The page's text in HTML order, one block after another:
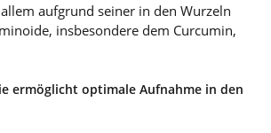
aufgrund seiner in den Wurzeln
insbesondere dem Curcumin,
ermöglicht optimale Aufnahme in den